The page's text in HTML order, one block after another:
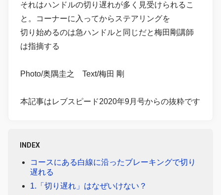
それはハンドルの切り遅れが多く見受けられるこ
と。コーナーに入ってからステアリングを
切り始めるのは急ハンドルと同じだと梅田剛講師
は指摘する
Photo/奥隅圭之 Text/梅田 剛
本記事はレブスピード2020年9月号からの抜粋です
INDEX
コースにある白線に沿ったブレーキングで切り
遅れる
1.「切り遅れ」はなぜいけない？